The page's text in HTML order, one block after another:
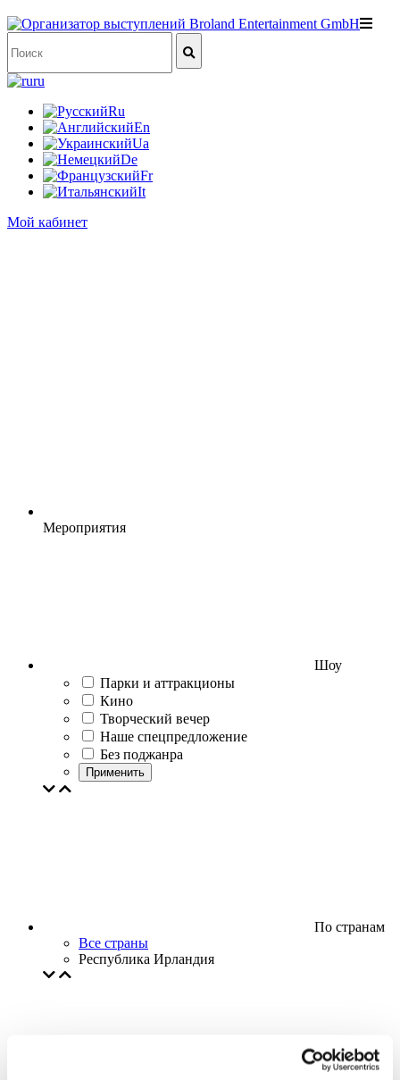
ru
Ru
En
Ua
De
Fr
It
Мой кабинет
Мероприятия
Шоу
Парки и аттракционы
Кино
Творческий вечер
Наше спецпредложение
Без поджанра
Применить
По странам
Все страны
Республика Ирландия